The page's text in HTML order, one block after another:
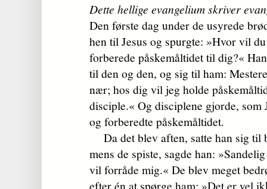
Dette hellige evangelium skriver
Den første dag under de usyrede
hen til Jesus og spurgte: »Hvor vil
forberede påskemåltidet til dig?«
til den og den, og sig til ham:
nær; hos dig vil jeg holde
disciple.« Og disciplene gjorde, som
og forberedte påskemåltidet.
Da det blev aften, satte han sig til
mens de spiste, sagde han:
vil forråde mig.« De blev meget
efter én at spørge ham: »Det er vel